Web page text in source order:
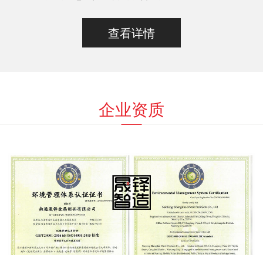
查看详情
企业资质